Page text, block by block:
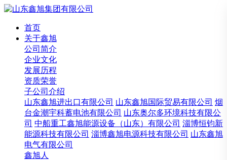
首页
关于鑫旭
公司简介
企业文化
发展历程
资质荣誉
子公司介绍
山东鑫旭进出口有限公司 山东鑫旭国际贸易有限公司 烟
台金潮宇科蓄电池有限公司 山东奥尔多环境科技有限公
司 中船重工鑫旭能源设备（山东）有限公司 淄博恒钧新
能源科技有限公司 淄博鑫旭电源科技有限公司 山东鑫旭
电气有限公司
鑫旭人